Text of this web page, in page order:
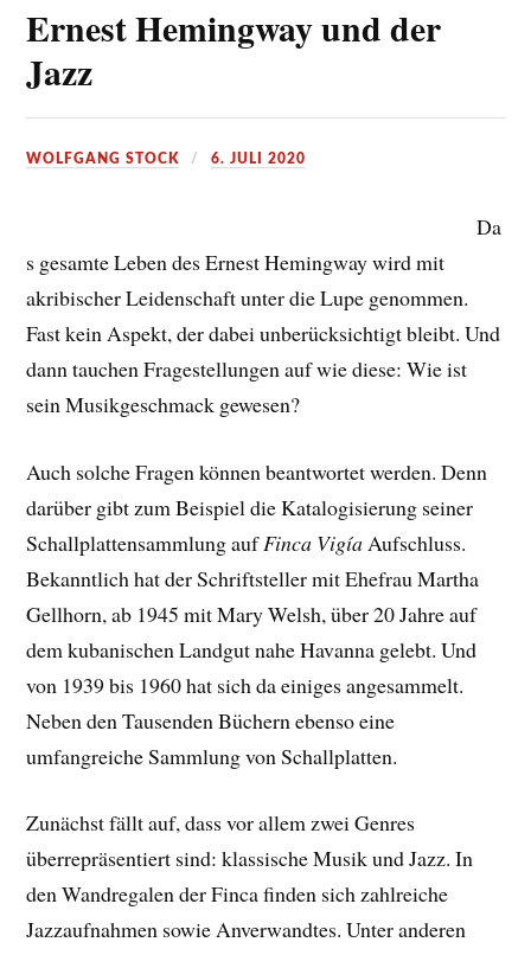
Ernest Hemingway und der
Jazz
WOLFGANG STOCK 6. JULI 2020
Da
s gesamte Leben des Ernest Hemingway wird mit
akribischer Leidenschaft unter die Lupe genommen.
Fast kein Aspekt, der dabei unberücksichtigt bleibt. Und
dann tauchen Fragestellungen auf wie diese: Wie ist
sein Musikgeschmack gewesen?
Auch solche Fragen können beantwortet werden. Denn
darüber gibt zum Beispiel die Katalogisierung seiner
Schallplattensammlung aufFinca Vigía Aufschluss.
Bekanntlich hat der Schriftsteller mit Ehefrau Martha
Gellhorn, ab 1945 mit Mary Welsh, über 20 Jahre auf
dem kubanischen Landgut nahe Havanna gelebt. Und
von 1939 bis 1960 hat sich da einiges angesammelt.
Neben den Tausenden Büchern ebenso eine
umfangreiche Sammlung von Schallplatten.
Zunächst fällt auf, dass vor allem zwei Genres
überrepräsentiert sind: klassische Musik und Jazz. In
den Wandregalen der Finca finden sich zahlreiche
Jazzaufnahmen sowie Anverwandtes. Unter anderen